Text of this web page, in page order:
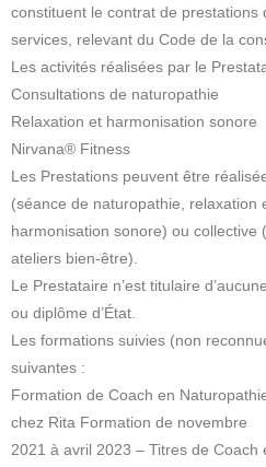
constituent le contrat de prestations
services, relevant du Code de la
Les activités réalisées par le
Consultations de naturopathie
Relaxation et harmonisation sonore
Nirvana® Fitness
Les Prestations peuvent être
(séance de naturopathie, relaxation
harmonisation sonore) ou
ateliers bien-être).
Le Prestataire n’est titulaire
ou diplôme d’État.
Les formations suivies (non
suivantes :
Formation de Coach en
chez Rita Formation de novembre
2021 à avril 2023 – Titres de Coach